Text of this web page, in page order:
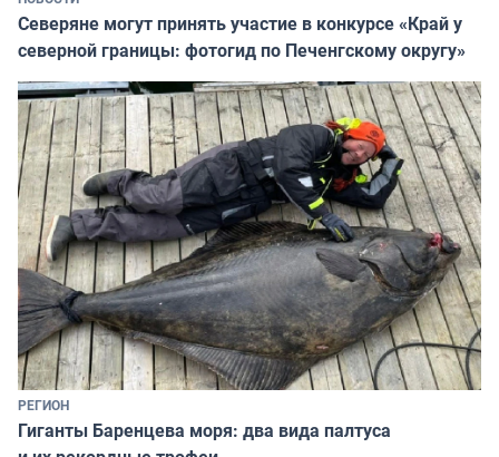
Северяне могут принять участие в конкурсе «Край у
северной границы: фотогид по Печенгскому округу»
РЕГИОН
Гиганты Баренцева моря: два вида палтуса